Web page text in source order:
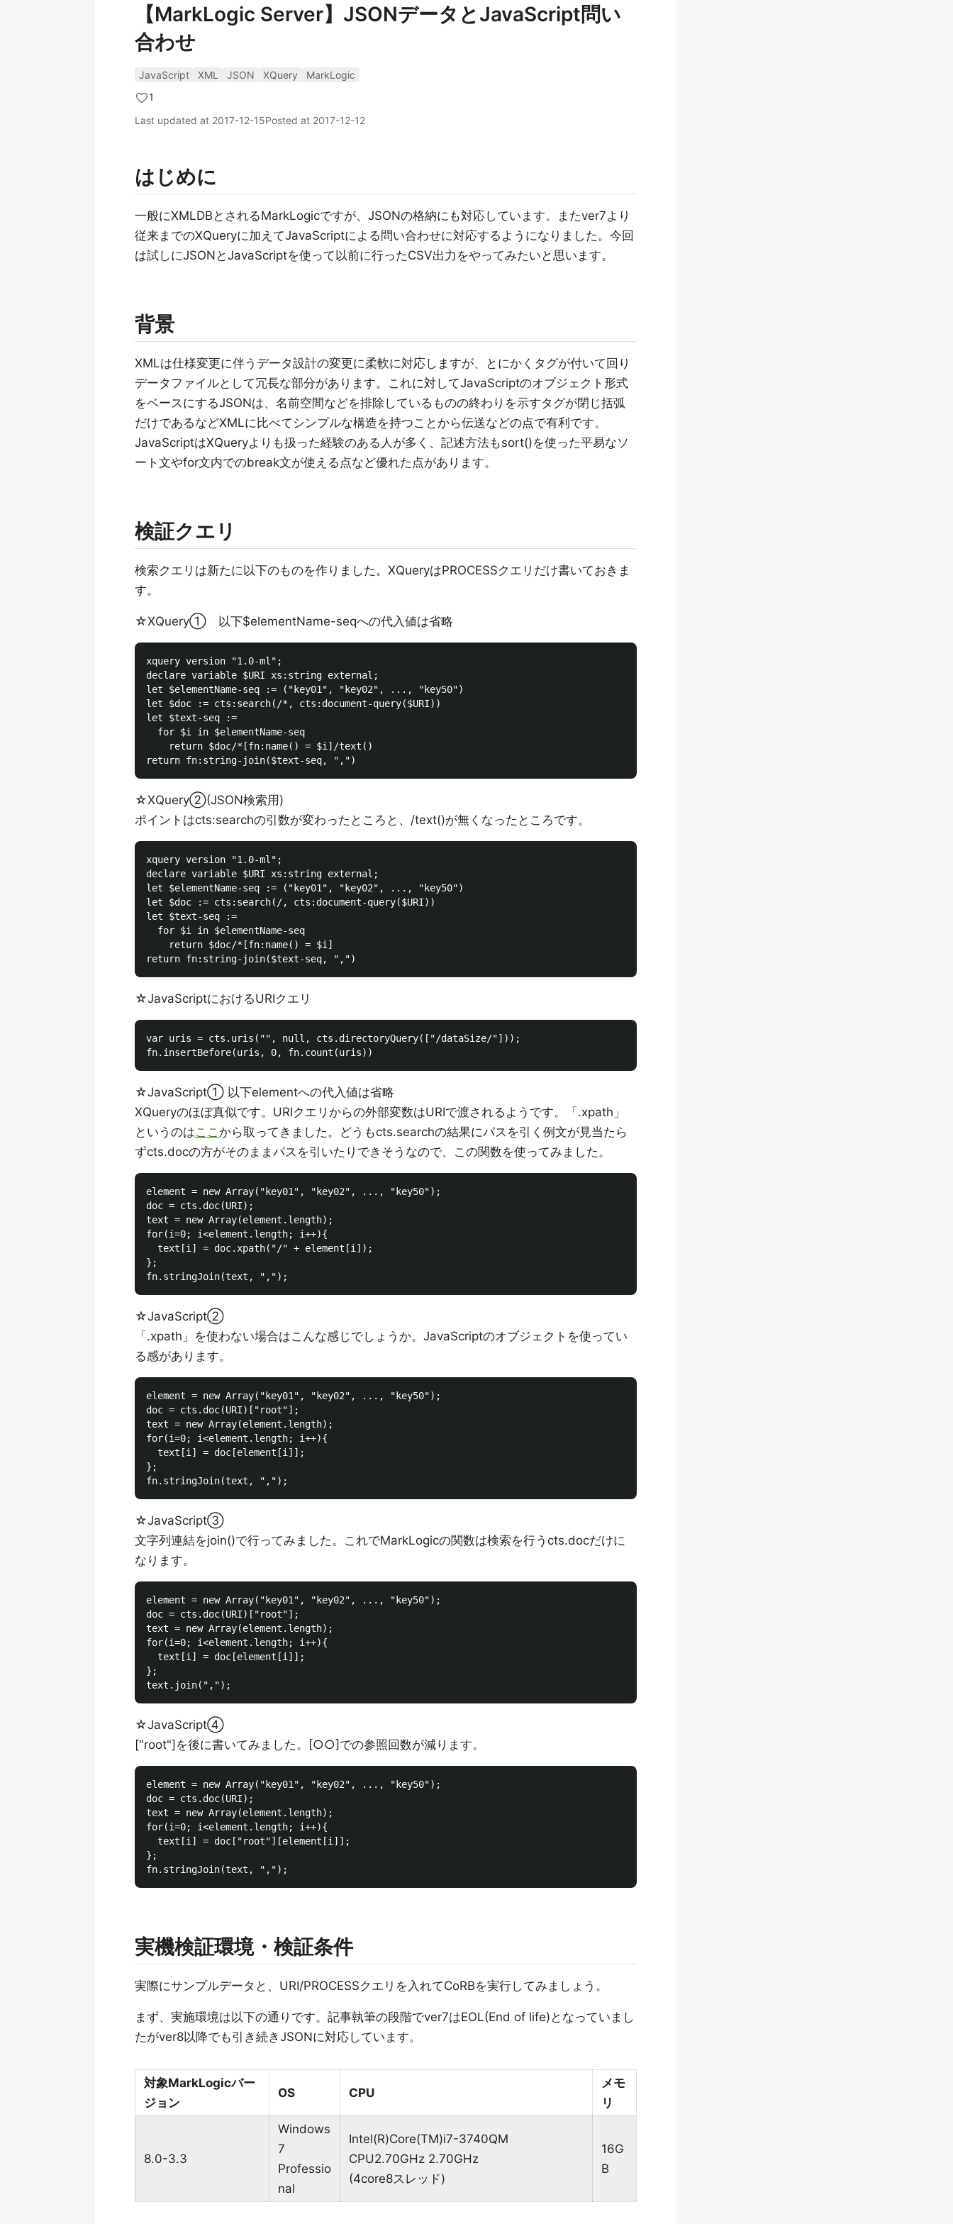
【MarkLogic Server】JSONデータとJavaScript問い
合わせ
JavaScript XML JSON XQuery
MarkLogic
1
Last updated at 2017-12-15Posted at 2017-12-12
はじめに
一般にXMLDBとされるMarkLogicですが、JSONの格納にも対応しています。またver7より
従来までのXQueryに加えてJavaScriptによる問い合わせに対応するようになりました。今回
は試しにJSONとJavaScriptを使って以前に行ったCSV出力をやってみたいと思います。
背景
XMLは仕様変更に伴うデータ設計の変更に柔軟に対応しますが、とにかくタグが付いて回り
データファイルとして冗長な部分があります。これに対してJavaScriptのオブジェクト形式
をベースにするJSONは、名前空間などを排除しているものの終わりを示すタグが閉じ括弧
だけであるなどXMLに比べてシンプルな構造を持つことから伝送などの点で有利です。
JavaScriptはXQueryよりも扱った経験のある人が多く、記述方法もsort()を使った平易なソ
ート文やfor文内でのbreak文が使える点など優れた点があります。
検証クエリ
検索クエリは新たに以下のものを作りました。XQueryはPROCESSクエリだけ書いておきま
す。
☆XQuery① 以下$elementName-seqへの代入値は省略
xquery version "1.0-ml";
declare variable $URI xs:string external;
let $elementName-seq := ("key01", "key02", ..., "key50")
let $doc := cts:search(/*, cts:document-query($URI))
let $text-seq :=
  for $i in $elementName-seq
    return $doc/*[fn:name() = $i]/text()
☆XQuery②(JSON検索用)
ポイントはcts:searchの引数が変わったところと、/text()が無くなったところです。
xquery version "1.0-ml";
declare variable $URI xs:string external;
let $elementName-seq := ("key01", "key02", ..., "key50")
let $doc := cts:search(/, cts:document-query($URI))
let $text-seq :=
  for $i in $elementName-seq
    return $doc/*[fn:name() = $i]
☆JavaScriptにおけるURIクエリ
var uris = cts.uris("", null, cts.directoryQuery(["/dataSize/"]));
☆JavaScript① 以下elementへの代入値は省略
XQueryのほぼ真似です。URIクエリからの外部変数はURIで渡されるようです。「.xpath」
というのはここ から取ってきました。どうもcts.searchの結果にパスを引く例文が見当たら
ずcts.docの方がそのままパスを引いたりできそうなので、この関数を使ってみました。
element = new Array("key01", "key02", ..., "key50");
doc = cts.doc(URI);
text = new Array(element.length);
for(i=0; i<element.length; i++){
  text[i] = doc.xpath("/" + element[i]);
};
☆JavaScript②
「.xpath」を使わない場合はこんな感じでしょうか。JavaScriptのオブジェクトを使ってい
る感があります。
element = new Array("key01", "key02", ..., "key50");
doc = cts.doc(URI)["root"];
text = new Array(element.length);
for(i=0; i<element.length; i++){
  text[i] = doc[element[i]];
};
☆JavaScript③
文字列連結をjoin()で行ってみました。これでMarkLogicの関数は検索を行うcts.docだけに
なります。
element = new Array("key01", "key02", ..., "key50");
doc = cts.doc(URI)["root"];
text = new Array(element.length);
for(i=0; i<element.length; i++){
  text[i] = doc[element[i]];
};
☆JavaScript④
["root"]を後に書いてみました。[○○]での参照回数が減ります。
element = new Array("key01", "key02", ..., "key50");
doc = cts.doc(URI);
text = new Array(element.length);
for(i=0; i<element.length; i++){
  text[i] = doc["root"][element[i]];
};
実機検証環境・検証条件
実際にサンプルデータと、URI/PROCESSクエリを入れてCoRBを実行してみましょう。
まず、実施環境は以下の通りです。記事執筆の段階でver7はEOL(End of life)となっていまし
たがver8以降でも引き続きJSONに対応しています。
対象MarkLogicバー
ジョン
OS CPU
メモ
リ
8.0-3.3
Windows
7
Professio
nal
Intel(R)Core(TM)i7-3740QM
CPU2.70GHz 2.70GHz
(4core8スレッド)
16G
B